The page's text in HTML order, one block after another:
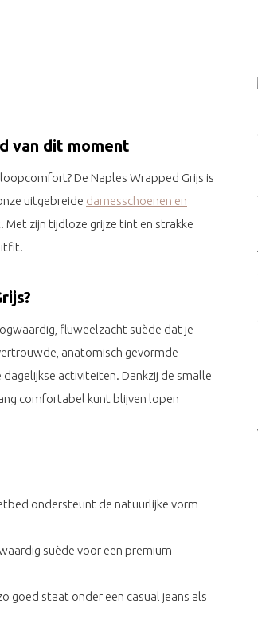
van dit moment
De Naples Wrapped Grijs is
uitgebreide damesschoenen en
zijn tijdloze grijze tint en strakke
fluweelzacht suède dat je
anatomisch gevormde
activiteiten. Dankzij de smalle
comfortabel kunt blijven lopen
ondersteunt de natuurlijke vorm
suède voor een premium
goed staat onder een casual jeans als